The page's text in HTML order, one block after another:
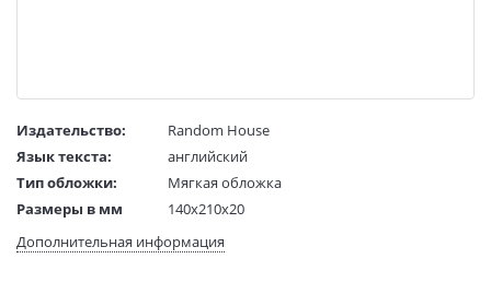
Издательство:
Random House
Язык текста:
английский
Тип обложки:
Мягкая обложка
Размеры в мм
140x210x20
Вес:
1 гр.
Дополнительная информация